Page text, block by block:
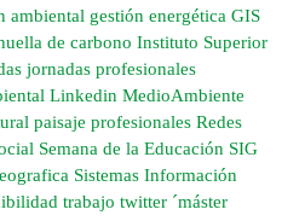
ambiental gestión energética GIS
de carbono Instituto Superior
jornadas profesionales
Linkedin MedioAmbiente
paisaje profesionales Redes
Semana de la Educación SIG
Sistemas Información
trabajo twitter ´máster